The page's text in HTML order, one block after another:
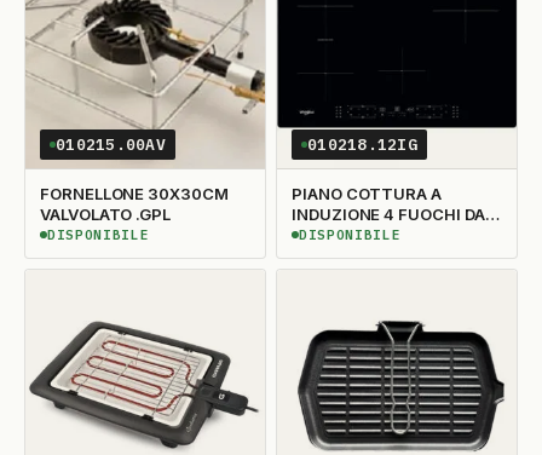
010215.00AV
FORNELLONE 30X30CM
VALVOLATO .GPL
DISPONIBILE
DISPONIBILE
010218.12IG
PIANO COTTURA A
INDUZIONE 4 FUOCHI DA
1750 W X FUOCO
(ASSORBIM 7000W)
DISPONIBILE
DISPONIBILE